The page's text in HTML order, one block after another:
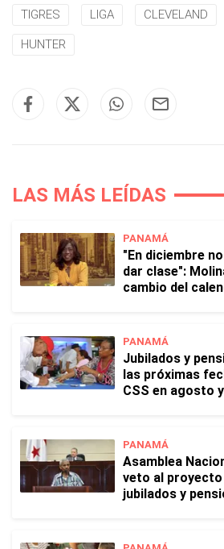
TIGRES LIGA CLEVELAND
HUNTER
LAS MÁS LEÍDAS
PANAMÁ
"En diciembre
dar clase":
cambio del
PANAMÁ
Jubilados y
las próximas
CSS en agosto
PANAMÁ
Asamblea
veto al proyecto
jubilados y